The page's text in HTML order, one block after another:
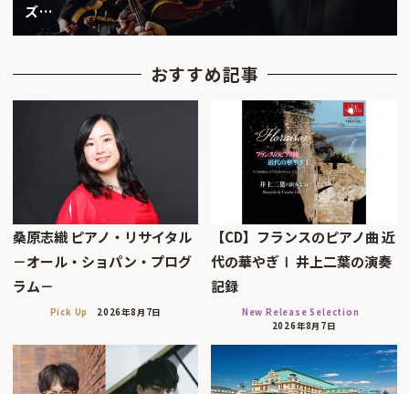
ズ…
おすすめ記事
桑原志織 ピアノ・リサイタル
－オール・ショパン・プログ
ラム－
Pick Up 2026年8月7日
【CD】フランスのピアノ曲 近
代の華やぎⅠ 井上二葉の演奏
記録
New Release Selection
2026年8月7日